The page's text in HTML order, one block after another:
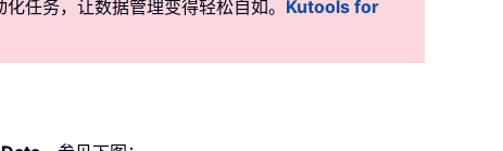
任务，让数据管理变得轻松自如。 Kutools for